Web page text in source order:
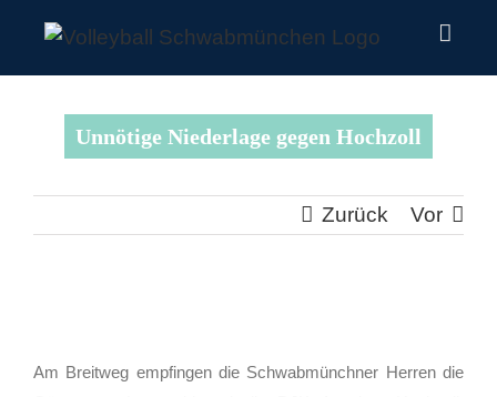
Inhalt
springen
Unnötige Niederlage gegen Hochzoll
Zurück Vor
Bild
Am Breitweg empfingen die Schwabmünchner Herren die